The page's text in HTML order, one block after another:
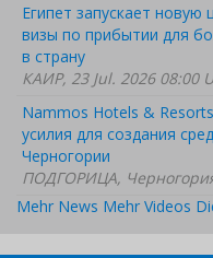
Египет запускает
визы по прибытии для
в страну
КАИР, 23 Jul. 2026 08:00
Nammos Hotels &
усилия для создания
Черногории
ПОДГОРИЦА,
Mehr News Mehr Videos